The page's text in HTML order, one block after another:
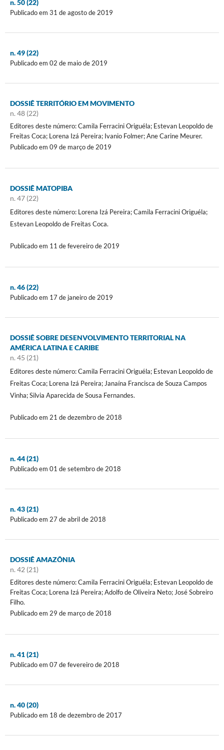
n. 50 (22)
Publicado em 31 de agosto de 2019
n. 49 (22)
Publicado em 02 de maio de 2019
DOSSIÊ TERRITÓRIO EM MOVIMENTO
n. 48 (22)
Editores deste número: Camila Ferracini Origuéla; Estevan Leopoldo de
Freitas Coca; Lorena Izá Pereira; Ivanio Folmer; Ane Carine Meurer.
Publicado em 09 de março de 2019
DOSSIÊ MATOPIBA
n. 47 (22)
Editores deste número: Lorena Izá Pereira; Camila Ferracini Origuéla;
Estevan Leopoldo de Freitas Coca.
Publicado em 11 de fevereiro de 2019
n. 46 (22)
Publicado em 17 de janeiro de 2019
DOSSIÊ SOBRE DESENVOLVIMENTO TERRITORIAL NA
AMÉRICA LATINA E CARIBE
n. 45 (21)
Editores deste número: Camila Ferracini Origuéla; Estevan Leopoldo de
Freitas Coca; Lorena Izá Pereira; Janaína Francisca de Souza Campos
Vinha; Silvia Aparecida de Sousa Fernandes.
Publicado em 21 de dezembro de 2018
n. 44 (21)
Publicado em 01 de setembro de 2018
n. 43 (21)
Publicado em 27 de abril de 2018
DOSSIÊ AMAZÔNIA
n. 42 (21)
Editores deste número: Camila Ferracini Origuéla; Estevan Leopoldo de
Freitas Coca; Lorena Izá Pereira; Adolfo de Oliveira Neto; José Sobreiro
Filho.
Publicado em 29 de março de 2018
n. 41 (21)
Publicado em 07 de fevereiro de 2018
n. 40 (20)
Publicado em 18 de dezembro de 2017